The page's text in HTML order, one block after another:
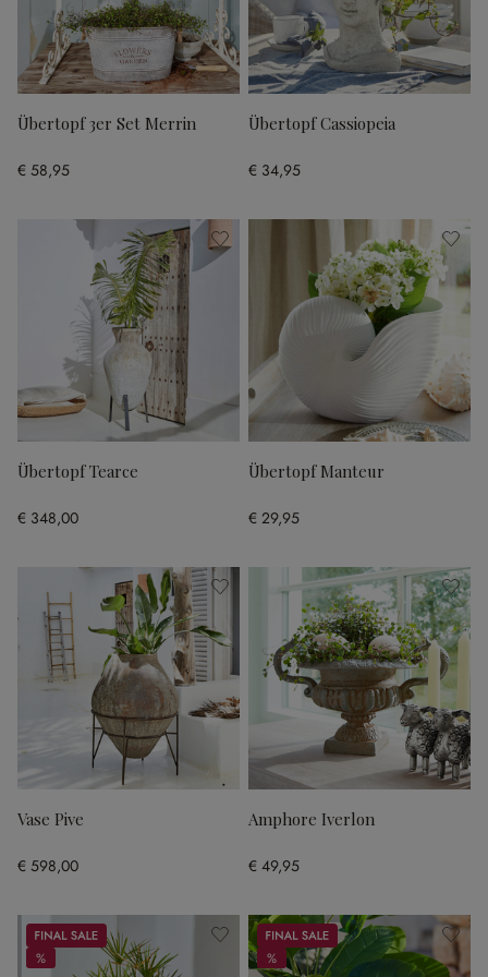
Übertopf 3er Set Merrin
€ 58,95
Übertopf Cassiopeia
€ 34,95
Übertopf Tearce
€ 348,00
Übertopf Manteur
€ 29,95
Vase Pive
€ 598,00
Amphore Iverlon
€ 49,95
Sale
%
%
Sale
%
%